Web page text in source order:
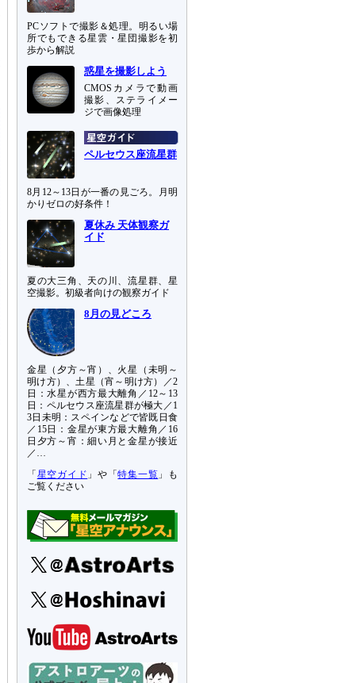
PCソフトで撮影＆処理。明るい場
所でもできる星雲・星団撮影を初
歩から解説
惑星を撮影しよう
CMOSカメラで動画
撮影、ステライメー
ジで画像処理
ペルセウス座流星群
8月12～13日が一番の見ごろ。月明
かりゼロの好条件！
夏休み 天体観察ガ
イド
夏の大三角、天の川、流星群、星
空撮影。初級者向けの観察ガイド
8月の見どころ
金星（夕方～宵）、火星（未明～
明け方）、土星（宵～明け方）／2
日：水星が西方最大離角／12～13
日：ペルセウス座流星群が極大／1
3日未明：スペインなどで皆既日食
／15日：金星が東方最大離角／16
日夕方～宵：細い月と金星が接近
／…
「 星空ガイド 」や「特集一覧 」も
ご覧ください